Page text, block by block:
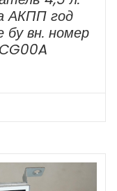
АКПП год
вн. номер